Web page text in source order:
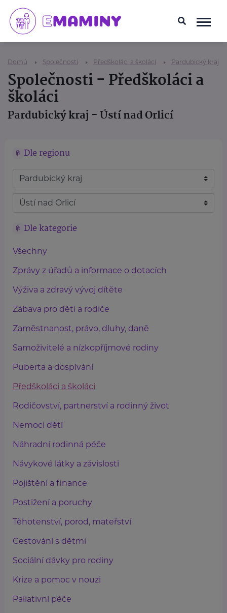
Domů Společnosti Předškoláci a školáci Pardubický kraj
Společnosti - Předškoláci a
školáci
Pardubický kraj - Ústí nad Orlicí
Dle regionu
Dle kategorie
Všechny
Zprávy z úřadů a informace o dotacích
Výživa a zdravý vývoj dítěte
Zábava pro děti a rodiče
Zaměstnanost, právo, dluhy, daně
Samoživitelé a nízkopříjmové rodiny
Puberta a dospívání
Předškoláci a školáci
Rodičovství, partnerství a rodinný život
Nemoci dětí
Náhradní rodinná péče
Návykové látky a závislosti
Pojištění a finance
Postižení a poruchy
Těhotenství, porod, mateřství
Cestování s dětmi
Sociální dávky pro rodiny
Krize a pomoc v nouzi
Paliativní péče